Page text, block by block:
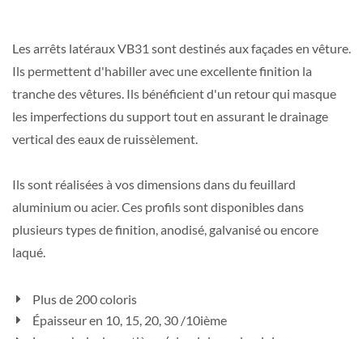
Les arrêts latéraux VB31 sont destinés aux façades en vêture.
Ils permettent d'habiller avec une excellente finition la
tranche des vêtures. Ils bénéficient d'un retour qui masque
les imperfections du support tout en assurant le drainage
vertical des eaux de ruissèlement.
Ils sont réalisées à vos dimensions dans du feuillard
aluminium ou acier. Ces profils sont disponibles dans
plusieurs types de finition, anodisé, galvanisé ou encore
laqué.
Plus de 200 coloris
Épaisseur en 10, 15, 20, 30 /10ième